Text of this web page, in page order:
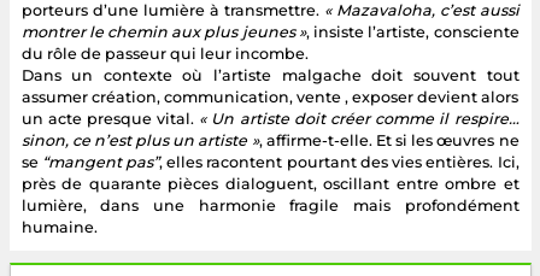
porteurs d’une lumière à transmettre. « Mazavaloha, c’est aussi
montrer le chemin aux plus jeunes », insiste l’artiste, consciente
du rôle de passeur qui leur incombe.
Dans un contexte où l’artiste malgache doit souvent tout
assumer création, communication, vente , exposer devient alors
un acte presque vital. « Un artiste doit créer comme il respire…
sinon, ce n’est plus un artiste », affirme-t-elle. Et si les œuvres ne
se “mangent pas”, elles racontent pourtant des vies entières. Ici,
près de quarante pièces dialoguent, oscillant entre ombre et
lumière, dans une harmonie fragile mais profondément
humaine.